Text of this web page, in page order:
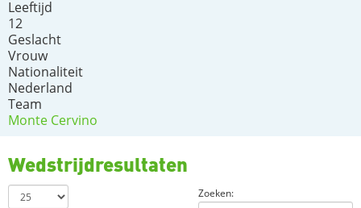
Leeftijd
12
Geslacht
Vrouw
Nationaliteit
Nederland
Team
Monte Cervino
Wedstrijdresultaten
Zoeken: